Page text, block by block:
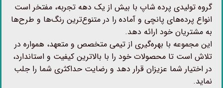
گروه تولیدی پرده شاپ با بیش از یک دهه تجربه، مفتخر است
انواع پرده‌های پانچی و آماده را در متنوع‌ترین رنگ‌ها و طرح‌ها
به مشتریان خود ارائه دهد.
این مجموعه با بهره‌گیری از تیمی متخصص و متعهد، همواره در
تلاش است تا محصولات خود را با بالاترین کیفیت و استاندارد،
در اختیار شما عزیزان قرار دهد و رضایت حداکثری شما را جلب
نماید.